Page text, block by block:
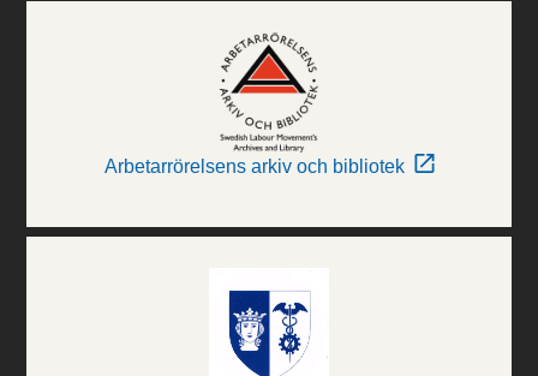
Arbetarrörelsens arkiv och bibliotek